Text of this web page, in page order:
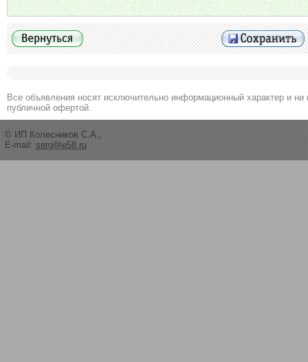
Все объявления носят исключительно информационный характер и ни
публичной офертой.
© ИП Колесников С.А.,
E-mail: serg@e58.ru